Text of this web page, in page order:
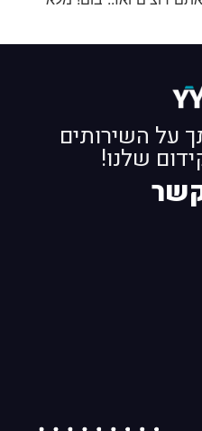
על השירותים
שלנו!